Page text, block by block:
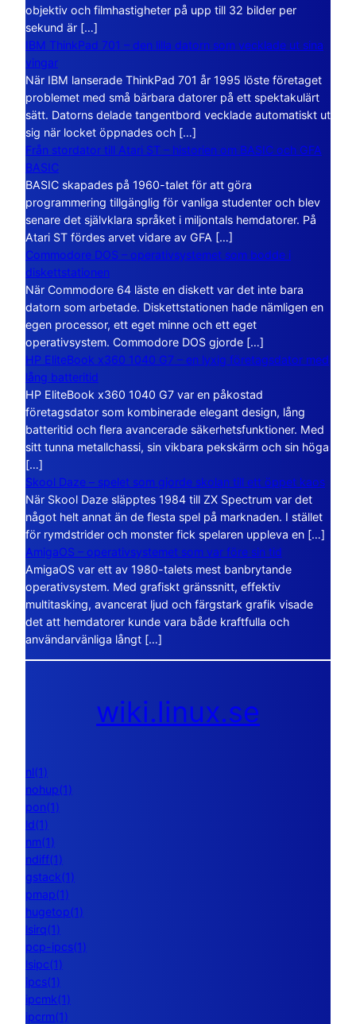
objektiv och filmhastigheter på upp till 32 bilder per
sekund är […]
IBM ThinkPad 701 – den lilla datorn som vecklade ut sina
vingar
När IBM lanserade ThinkPad 701 år 1995 löste företaget
problemet med små bärbara datorer på ett spektakulärt
sätt. Datorns delade tangentbord vecklade automatiskt ut
sig när locket öppnades och […]
Från stordator till Atari ST – historien om BASIC och GFA
BASIC
BASIC skapades på 1960-talet för att göra
programmering tillgänglig för vanliga studenter och blev
senare det självklara språket i miljontals hemdatorer. På
Atari ST fördes arvet vidare av GFA […]
Commodore DOS – operativsystemet som bodde i
diskettstationen
När Commodore 64 läste en diskett var det inte bara
datorn som arbetade. Diskettstationen hade nämligen en
egen processor, ett eget minne och ett eget
operativsystem. Commodore DOS gjorde […]
HP EliteBook x360 1040 G7 – en lyxig företagsdator med
lång batteritid
HP EliteBook x360 1040 G7 var en påkostad
företagsdator som kombinerade elegant design, lång
batteritid och flera avancerade säkerhetsfunktioner. Med
sitt tunna metallchassi, sin vikbara pekskärm och sin höga
[…]
Skool Daze – spelet som gjorde skolan till ett öppet kaos
När Skool Daze släpptes 1984 till ZX Spectrum var det
något helt annat än de flesta spel på marknaden. I stället
för rymdstrider och monster fick spelaren uppleva en […]
AmigaOS – operativsystemet som var före sin tid
AmigaOS var ett av 1980-talets mest banbrytande
operativsystem. Med grafiskt gränssnitt, effektiv
multitasking, avancerat ljud och färgstark grafik visade
det att hemdatorer kunde vara både kraftfulla och
användarvänliga långt […]
wiki.linux.se
nl(1)
nohup(1)
pon(1)
ld(1)
nm(1)
ndiff(1)
gstack(1)
pmap(1)
hugetop(1)
lsirq(1)
pcp-ipcs(1)
lsipc(1)
ipcs(1)
ipcmk(1)
ipcrm(1)